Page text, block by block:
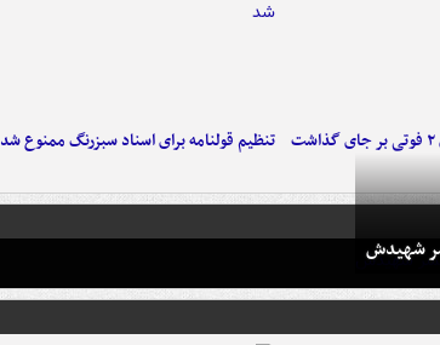
تنظیم قولنامه برای اسناد سبزرنگ ممنوع شد
شهیدش